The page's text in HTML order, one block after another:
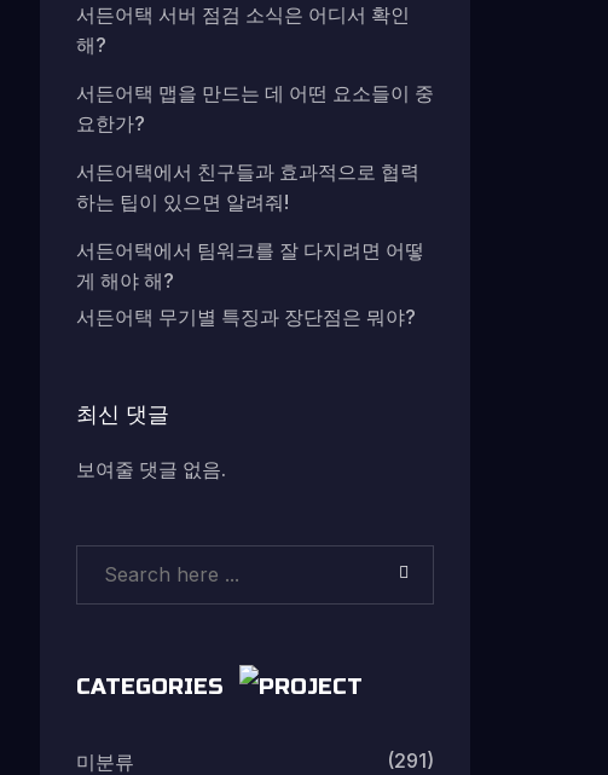
서든어택 서버 점검 소식은 어디서 확인
해?
서든어택 맵을 만드는 데 어떤 요소들이 중
요한가?
서든어택에서 친구들과 효과적으로 협력
하는 팁이 있으면 알려줘!
서든어택에서 팀워크를 잘 다지려면 어떻
게 해야 해?
서든어택 무기별 특징과 장단점은 뭐야?
최신 댓글
보여줄 댓글 없음.
CATEGORIES
미분류 (291)